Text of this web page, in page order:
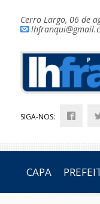
Cerro Largo, 06 de
SIGA-NOS:
CAPA